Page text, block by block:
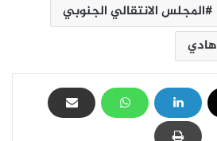
المجلس الانتقالي الجنوبي